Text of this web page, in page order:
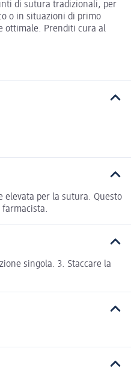
di sutura tradizionali, per
o in situazioni di primo
ottimale. Prenditi cura al
elevata per la sutura. Questo
singola. 3. Staccare la